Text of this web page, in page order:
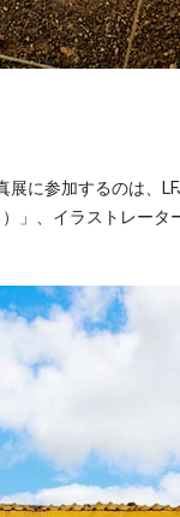
展に参加するのは、
）」、イラストレー